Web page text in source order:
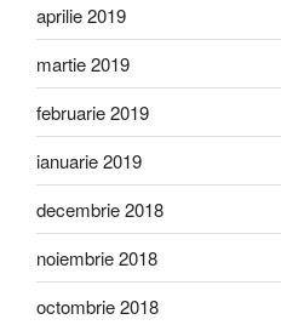
aprilie 2019
martie 2019
februarie 2019
ianuarie 2019
decembrie 2018
noiembrie 2018
octombrie 2018